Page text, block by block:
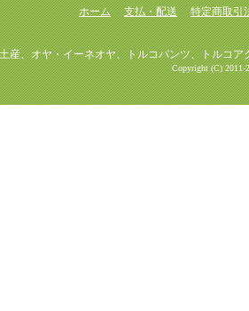
ホーム 支払・配送 特定商取引
ヤ・イーネオヤ、トルコパンツ、トルコアク
Copyright (C) 2011-